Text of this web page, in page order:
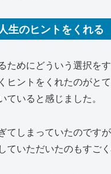
生のヒントをくれる
ためにどういう選択を
ヒントをくれたのがと
ていると感じました。
てしまっていたのです
ていただいたのもすごく